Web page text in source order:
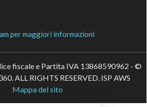
per maggiori informazioni
fiscale e Partita IVA 13868590962 - ©
ALL RIGHTS RESERVED. ISP AWS
Mappa del sito